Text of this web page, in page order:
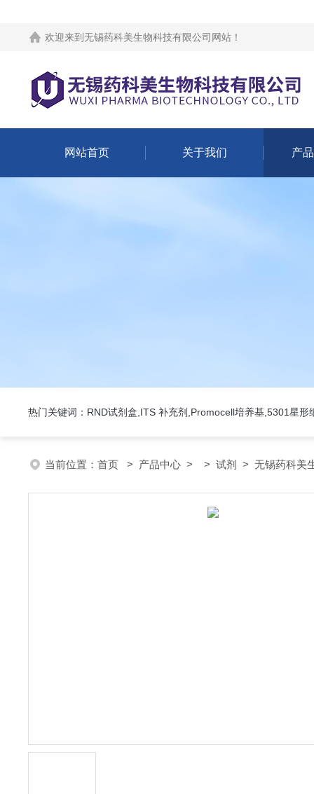
欢迎来到 无锡药科美生物科技有限公司网站 ！
网站首页 关于我们 产
热门关键词：RND试剂盒,ITS 补充剂,Promocell培养基,5301星形
当前位置： 首页 > 产品中心 > > 试剂 > 无锡药科美